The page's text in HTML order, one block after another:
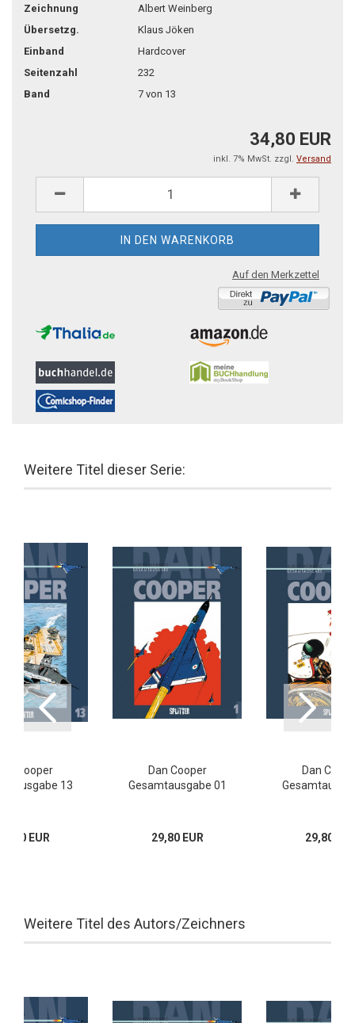
Zeichnung
Albert Weinberg
Übersetzg.
Klaus Jöken
Einband
Hardcover
Seitenzahl
232
Band
7 von 13
34,80 EUR
inkl. 7% MwSt. zzgl. Versand
Auf den Merkzettel
Weitere Titel dieser Serie:
Cooper
13
EUR
Dan Cooper
Gesamtausgabe 01
29,80 EUR
Dan
29,80
Weitere Titel des Autors/Zeichners